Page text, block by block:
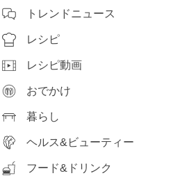
トレンドニュース
レシピ
レシピ動画
おでかけ
暮らし
ヘルス&ビューティー
フード&ドリンク